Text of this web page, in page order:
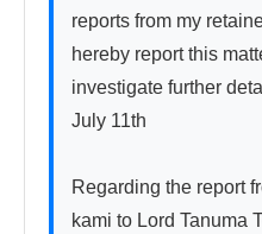
reports from my
hereby report this
investigate further
July 11th
Regarding the report
kami to Lord Tanuma